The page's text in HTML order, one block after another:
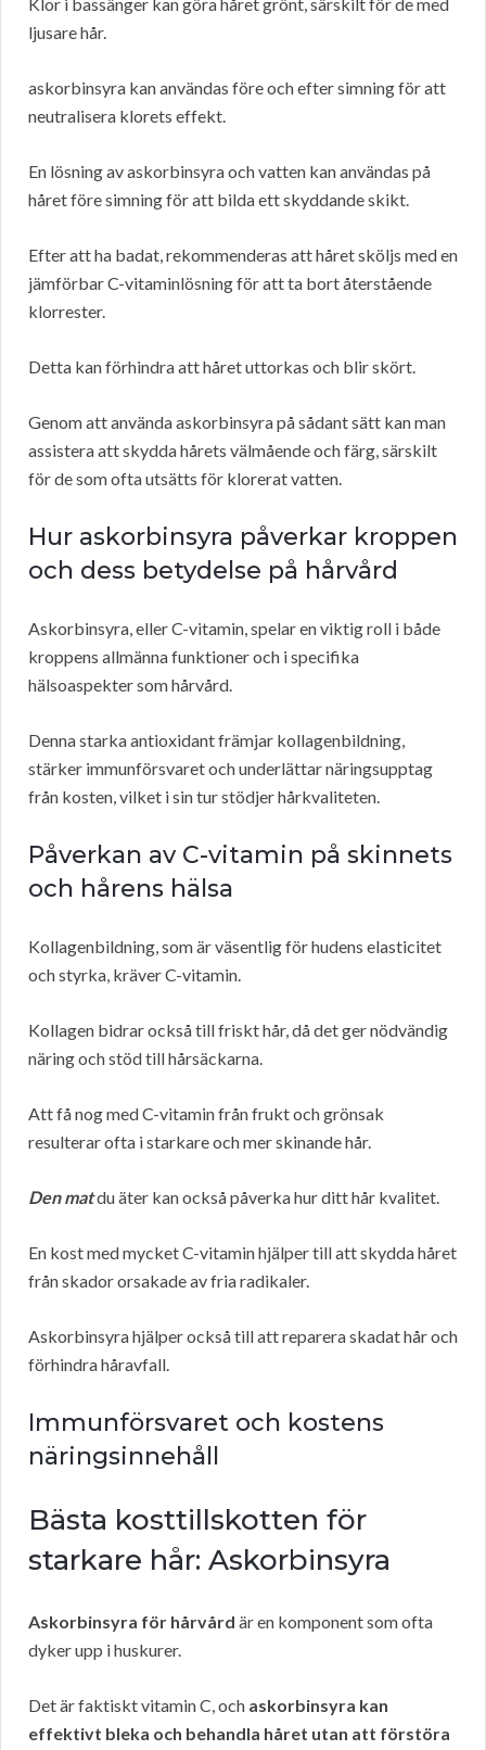
ljusare hår.
askorbinsyra kan användas före och efter simning för att
neutralisera klorets effekt.
En lösning av askorbinsyra och vatten kan användas på
håret före simning för att bilda ett skyddande skikt.
Efter att ha badat, rekommenderas att håret sköljs med en
jämförbar C-vitaminlösning för att ta bort återstående
klorrester.
Detta kan förhindra att håret uttorkas och blir skört.
Genom att använda askorbinsyra på sådant sätt kan man
assistera att skydda hårets välmående och färg, särskilt
för de som ofta utsätts för klorerat vatten.
Hur askorbinsyra påverkar kroppen
och dess betydelse på hårvård
Askorbinsyra, eller C-vitamin, spelar en viktig roll i både
kroppens allmänna funktioner och i specifika
hälsoaspekter som hårvård.
Denna starka antioxidant främjar kollagenbildning,
stärker immunförsvaret och underlättar näringsupptag
från kosten, vilket i sin tur stödjer hårkvaliteten.
Påverkan av C-vitamin på skinnets
och hårens hälsa
Kollagenbildning, som är väsentlig för hudens elasticitet
och styrka, kräver C-vitamin.
Kollagen bidrar också till friskt hår, då det ger nödvändig
näring och stöd till hårsäckarna.
Att få nog med C-vitamin från frukt och grönsak
resulterar ofta i starkare och mer skinande hår.
Den matdu äter kan också påverka hur ditt hår kvalitet.
En kost med mycket C-vitamin hjälper till att skydda håret
från skador orsakade av fria radikaler.
Askorbinsyra hjälper också till att reparera skadat hår och
förhindra håravfall.
Immunförsvaret och kostens
näringsinnehåll
Bästa kosttillskotten för
starkare hår: Askorbinsyra
Askorbinsyra för hårvård är en komponent som ofta
dyker upp i huskurer.
Det är faktiskt vitamin C, och askorbinsyra kan
effektivt bleka och behandla håret utan att förstöra